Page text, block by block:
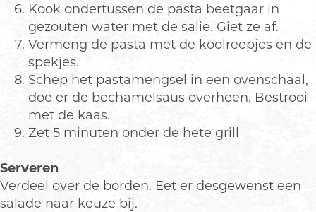
Kook ondertussen de pasta beetgaar in
gezouten water met de salie. Giet ze af.
Vermeng de pasta met de koolreepjes en de
spekjes.
Schep het pastamengsel in een ovenschaal,
doe er de bechamelsaus overheen. Bestrooi
met de kaas.
Zet 5 minuten onder de hete grill
Serveren
Verdeel over de borden. Eet er desgewenst een
salade naar keuze bij.